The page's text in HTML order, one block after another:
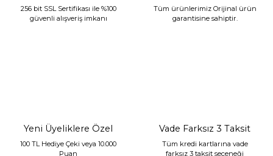
256 bit SSL Sertifikası ile %100
güvenli alışveriş imkanı
Tüm ürünlerimiz Orijinal ürün
garantisine sahiptir.
Yeni Üyeliklere Özel
100 TL Hediye Çeki veya 10.000
Puan
Vade Farksız 3 Taksit
Tüm kredi kartlarına vade
farksız 3 taksit seçeneği